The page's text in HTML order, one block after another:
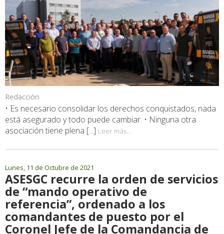
Redacción
• Es necesario consolidar los derechos conquistados, nada
está asegurado y todo puede cambiar. • Ninguna otra
asociación tiene plena [...] Leer más...
Lunes, 11 de Octubre de 2021
ASESGC recurre la orden de servicios
de “mando operativo de
referencia”, ordenado a los
comandantes de puesto por el
Coronel Jefe de la Comandancia de